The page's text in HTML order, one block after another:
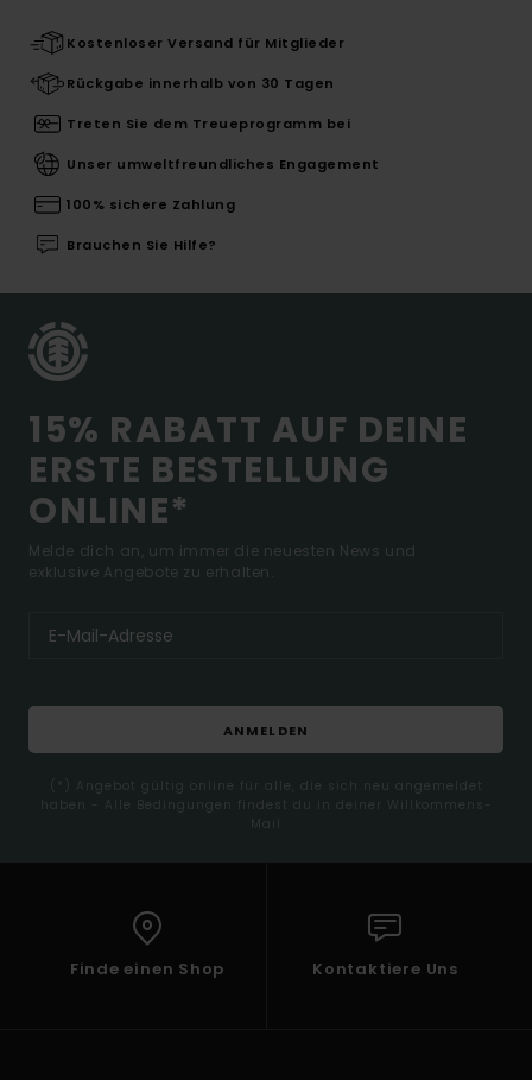
Kostenloser Versand für Mitglieder
Rückgabe innerhalb von 30 Tagen
Treten Sie dem Treueprogramm bei
Unser umweltfreundliches Engagement
100% sichere Zahlung
Brauchen Sie Hilfe?
15% RABATT AUF DEINE
ERSTE BESTELLUNG
ONLINE*
Melde dich an, um immer die neuesten News und
exklusive Angebote zu erhalten.
ANMELDEN
(*) Angebot gültig online für alle, die sich neu angemeldet
haben - Alle Bedingungen findest du in deiner Willkommens-
Mail
Finde einen Shop Kontaktiere Uns